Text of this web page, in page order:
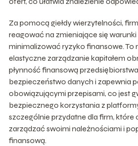
Za pomocą giełdy wierzytelności,
reagować na zmieniające się
minimalizować ryzyko finansowe. To
elastyczne zarządzanie kapitałem
płynność finansową
bezpieczeństwo danych i zapewnia
obowiązującymi przepisami, co jest
bezpiecznego korzystania z
szczególnie przydatne dla firm, które
zarządzać swoimi należnościami i
finansową.